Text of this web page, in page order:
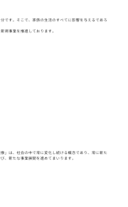
です。そこで、家族の生活のすべてに影響を与えるであろ
規事業を推進しております。
」は、社会の中で常に変化し続ける概念であり、常に新た
、新たな事業展開を進めてまいります。